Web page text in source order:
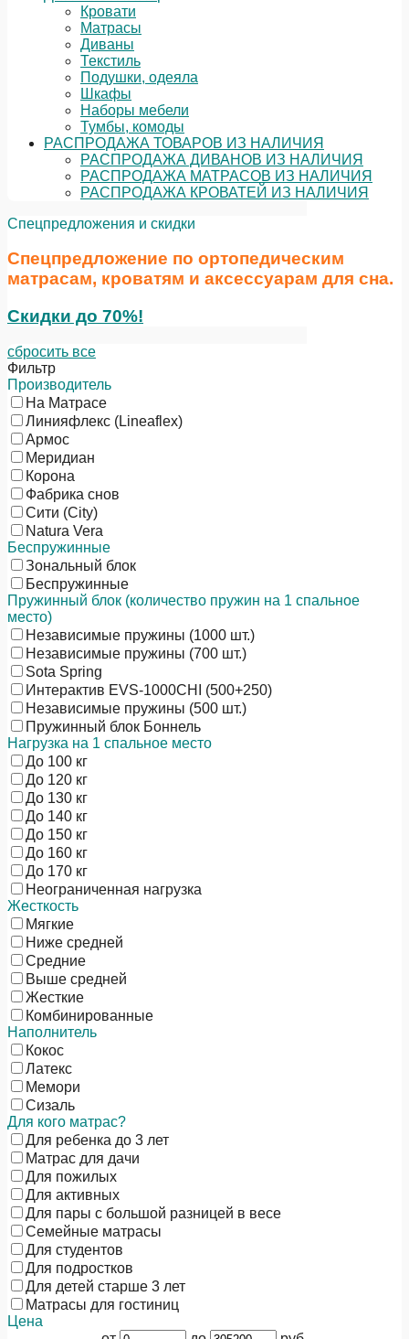
Кровати
Матрасы
Диваны
Текстиль
Подушки, одеяла
Шкафы
Наборы мебели
Тумбы, комоды
РАСПРОДАЖА ТОВАРОВ ИЗ НАЛИЧИЯ
РАСПРОДАЖА ДИВАНОВ ИЗ НАЛИЧИЯ
РАСПРОДАЖА МАТРАСОВ ИЗ НАЛИЧИЯ
РАСПРОДАЖА КРОВАТЕЙ ИЗ НАЛИЧИЯ
Спецпредложения и скидки
Спецпредложение по ортопедическим
матрасам, кроватям и аксессуарам для сна.
Скидки до 70%!
сбросить все
Фильтр
Производитель
На Матрасе
Линияфлекс (Lineaflex)
Армос
Меридиан
Корона
Фабрика снов
Сити (City)
Natura Vera
Беспружинные
Зональный блок
Беспружинные
Пружинный блок (количество пружин на 1 спальное
место)
Независимые пружины (1000 шт.)
Независимые пружины (700 шт.)
Sota Spring
Интерактив EVS-1000CHI (500+250)
Независимые пружины (500 шт.)
Пружинный блок Боннель
Нагрузка на 1 спальное место
До 100 кг
До 120 кг
До 130 кг
До 140 кг
До 150 кг
До 160 кг
До 170 кг
Неограниченная нагрузка
Жесткость
Мягкие
Ниже средней
Средние
Выше средней
Жесткие
Комбинированные
Наполнитель
Кокос
Латекс
Мемори
Сизаль
Для кого матрас?
Для ребенка до 3 лет
Матрас для дачи
Для пожилых
Для активных
Для пары с большой разницей в весе
Семейные матрасы
Для студентов
Для подростков
Для детей старше 3 лет
Матрасы для гостиниц
Цена